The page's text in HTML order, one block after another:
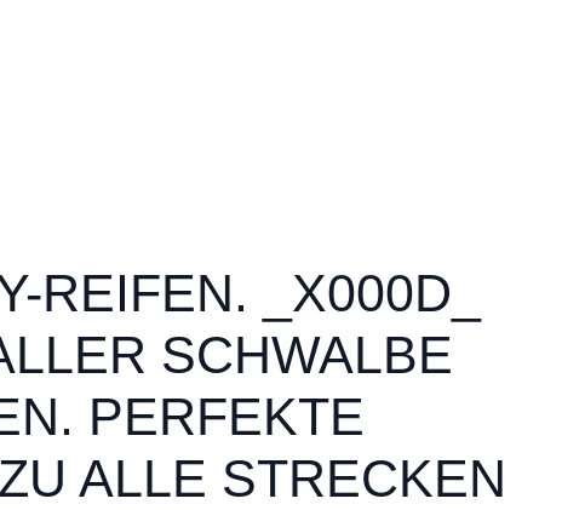
REIFEN. _X000D_
SCHWALBE
PERFEKTE
ALLE STRECKEN